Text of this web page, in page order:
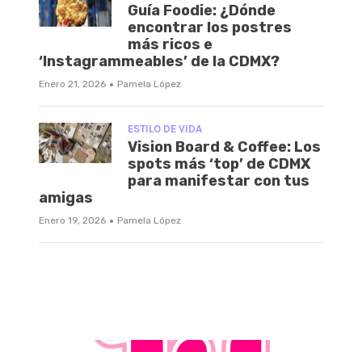
Guía Foodie: ¿Dónde
encontrar los postres
más ricos e
‘Instagrammeables’ de la CDMX?
Enero 21, 2026 · Pamela López
ESTILO DE VIDA
Vision Board & Coffee: Los
spots más ‘top’ de CDMX
para manifestar con tus
amigas
Enero 19, 2026 · Pamela López